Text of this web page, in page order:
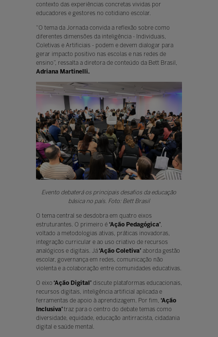
contexto das experiências concretas vividas por
educadores e gestores no cotidiano escolar.
“O tema da Jornada convida a reflexão sobre como
diferentes dimensões da inteligência - Individuais,
Coletivas e Artificiais - podem e devem dialogar para
gerar impacto positivo nas escolas e nas redes de
ensino”, ressalta a diretora de conteúdo da Bett Brasil,
Adriana Martinelli.
Evento debaterá os principais desafios da educação
básica no país. Foto: Bett Brasil
O tema central se desdobra em quatro eixos
estruturantes. O primeiro é ‘Ação Pedagógica’,
voltado a metodologias ativas, práticas inovadoras,
integração curricular e ao uso criativo de recursos
analógicos e digitais. Já‘Ação Coletiva’aborda gestão
escolar, governança em redes, comunicação não
violenta e a colaboração entre comunidades educativas.
O eixo ‘Ação Digital’discute plataformas educacionais,
recursos digitais, inteligência artificial aplicada e
ferramentas de apoio à aprendizagem. Por fim, ‘Ação
Inclusiva’traz para o centro do debate temas como
diversidade, equidade, educação antirracista, cidadania
digital e saúde mental.